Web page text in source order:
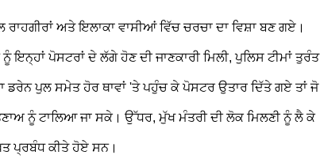
ਅਤੇ ਇਲਾਕਾ ਵਾਸੀਆਂ ਵਿੱਚ ਚਰਚਾ ਦਾ ਵਿਸ਼ਾ ਬਣ ਗਏ।
ਇਨ੍ਹਾਂ ਪੋਸਟਰਾਂ ਦੇ ਲੱਗੇ ਹੋਣ ਦੀ ਜਾਣਕਾਰੀ ਮਿਲੀ, ਪੁਲਿਸ ਟੀਮਾਂ ਤੁਰੰਤ
ਪੁਲ ਸਮੇਤ ਹੋਰ ਥਾਵਾਂ 'ਤੇ ਪਹੁੰਚ ਕੇ ਪੋਸਟਰ ਉਤਾਰ ਦਿੱਤੇ ਗਏ ਤਾਂ ਜੋ
ਨੂੰ ਟਾਲਿਆ ਜਾ ਸਕੇ। ਉੱਧਰ, ਮੁੱਖ ਮੰਤਰੀ ਦੀ ਲੋਕ ਮਿਲਣੀ ਨੂੰ ਲੈ ਕੇ
ਪ੍ਰਬੰਧ ਕੀਤੇ ਹੋਏ ਸਨ।